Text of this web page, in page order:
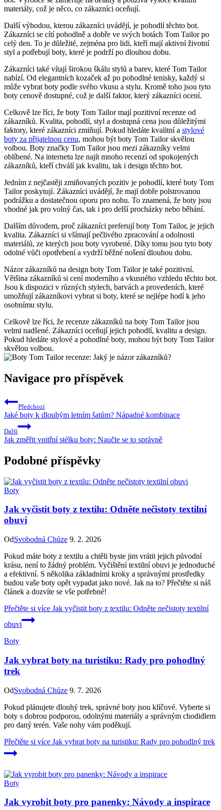
materiály, což‌ je něco, co zákazníci ‌oceňují.
Další‌ výhodou, ​kterou zákazníci uvádějí, je pohodlí těchto ⁣bot.
Zákazníci se cítí pohodlně​ a dobře ve svých botách Tom Tailor po
celý den. ‌To je důležité, zejména ⁤pro lidi, kteří mají aktivní životní
styl⁣ a potřebují boty,‍ které je podrží po dlouhou dobu.
Zákazníci také vítají ⁢širokou ‍škálu stylů a ​barev, které Tom Tailor
nabízí. Od⁢ elegantních kozaček až po pohodlné tenisky, každý ⁤si⁢
může vybrat boty⁤ podle svého vkusu a⁤ stylu. Kromě toho jsou tyto‌
boty cenově⁢ dostupné,⁣ což ⁣je další faktor, který zákazníci ocení.
Celkově lze říci, že⁤ boty ⁤Tom‍ Tailor‌ mají pozitivní ⁤recenze od
zákazníků. Kvalita, pohodlí, styl a dostupná​ cena⁤ jsou důležitými
faktory, které zákazníci zmiňují. Pokud hledáte ⁤kvalitní a stylové‌
boty​ za ⁣přijatelnou cenu, ⁤mohou ‍být boty Tom Tailor skvělou⁢
volbou. Boty ‍značky Tom ​Tailor ⁢jsou ⁣mezi zákazníky velmi
oblíbené. Na⁤ internetu ⁤lze ⁣najít mnoho ⁤recenzí⁤ od spokojených ​
zákazníků, kteří chválí jak ‌kvalitu, tak i design těchto bot.
Jedním‌ z nejčastěji zmiňovaných pozitiv je pohodlí, které boty Tom
Tailor poskytují. Zákazníci uvádějí, že ​mají dobře polstrovanou
podrážku a‌ dostatečnou oporu pro⁤ nohu. ⁤To znamená, že boty jsou
vhodné jak pro⁣ volný čas, tak⁤ i pro delší procházky nebo běhání.
Dalším důvodem, proč​ zákazníci preferují boty‍ Tom Tailor, je jejich
⁣kvalita. Zákazníci si všímají ⁢pečlivého zpracování a odolnosti
⁣materiálů, ze kterých jsou boty vyrobené. Díky tomu jsou ⁢tyto ⁢boty⁣
odolné vůči ​opotřebení ⁢a vydrží ‌běžné nošení⁢ dlouhou dobu.
Názor⁤ zákazníků ‍na design boty Tom Tailor je​ také pozitivní.
Většina zákazníků ‌si cení moderního a vkusného vzhledu těchto bot.
Jsou ‌k‍ dispozici v různých ⁤stylech, ‌barvách a provedeních, které
umožňují zákazníkovi ⁢vybrat si boty, které se nejlépe hodí k jeho
osobnímu stylu.
Celkově lze říci, že recenze zákazníků na boty ⁣Tom Tailor jsou
‍velmi‌ nadšené. Zákazníci​ oceňují jejich pohodlí, kvalitu‍ a design.
‌Pokud hledáte ⁣stylové ​a pohodlné‍ boty, ​mohou být boty Tom Tailor
skvělou⁤ volbou.
Navigace pro příspěvek
Předchozí
Jaké boty k dlouhým letním šatům? Nápadné kombinace
Další
Jak změřit vnitřní stélku boty: Naučte se to správně
Podobné příspěvky
Boty
Jak vyčistit boty z textilu: Odněte nečistoty textilní
obuvi
OdSvobodná Chůze 9. 2. 2026
Pokud máte boty z textilu a chtěli byste jim vrátit jejich původní
krásu, není to žádný problém. Vyčištění textilní obuvi je jednoduché
a efektivní. S několika základními kroky a správnými prostředky
budou vaše boty opět vypadat jako nové. Jak na to? Přečtěte si náš
článek a dozvíte se vše potřebné!
Přečtěte si více Jak vyčistit boty z textilu: Odněte nečistoty textilní
obuvi
Boty
Jak vybrat boty na turistiku: Rady pro pohodlný
trek
OdSvobodná Chůze 9. 7. 2026
Pokud plánujete dlouhý trek, správné boty jsou klíčové. Vyberte si
boty s dobrou podporou, odolnými materiály a správným chodidlem
pro daný terén. Vaše nohy vám poděkují.
Přečtěte si více Jak vybrat boty na turistiku: Rady pro pohodlný trek
Boty
Jak vyrobit boty pro panenky: Návody a inspirace